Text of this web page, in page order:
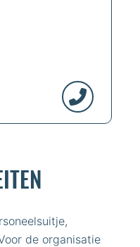
de organisatie